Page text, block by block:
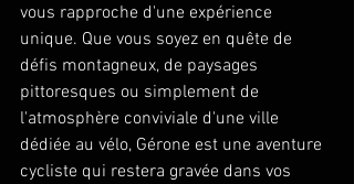
vous rapproche d'une expérience
unique. Que vous soyez en quête de
défis montagneux, de paysages
pittoresques ou simplement de
l'atmosphère conviviale d'une ville
dédiée au vélo, Gérone est une aventure
cycliste qui restera gravée dans vos